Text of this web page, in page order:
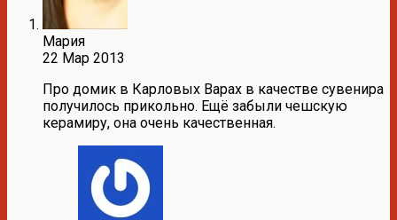
Мария
22 Мар 2013
Про домик в Карловых Варах в качестве сувенира
получилось прикольно. Ещё забыли чешскую
керамиру, она очень качественная.